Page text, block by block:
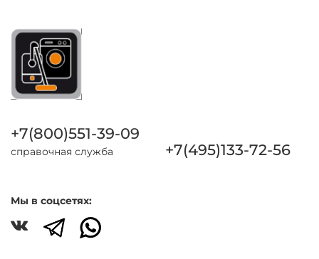
+7(800)551-39-09
справочная служба +7(495)133-72-56
Мы в соцсетях: